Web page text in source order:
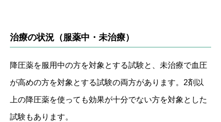
治療の状況（服薬中・未治療）
降圧薬を服用中の方を対象とする試験と、未治療で血圧
が高めの方を対象とする試験の両方があります。2剤以
上の降圧薬を使っても効果が十分でない方を対象とした
試験もあります。